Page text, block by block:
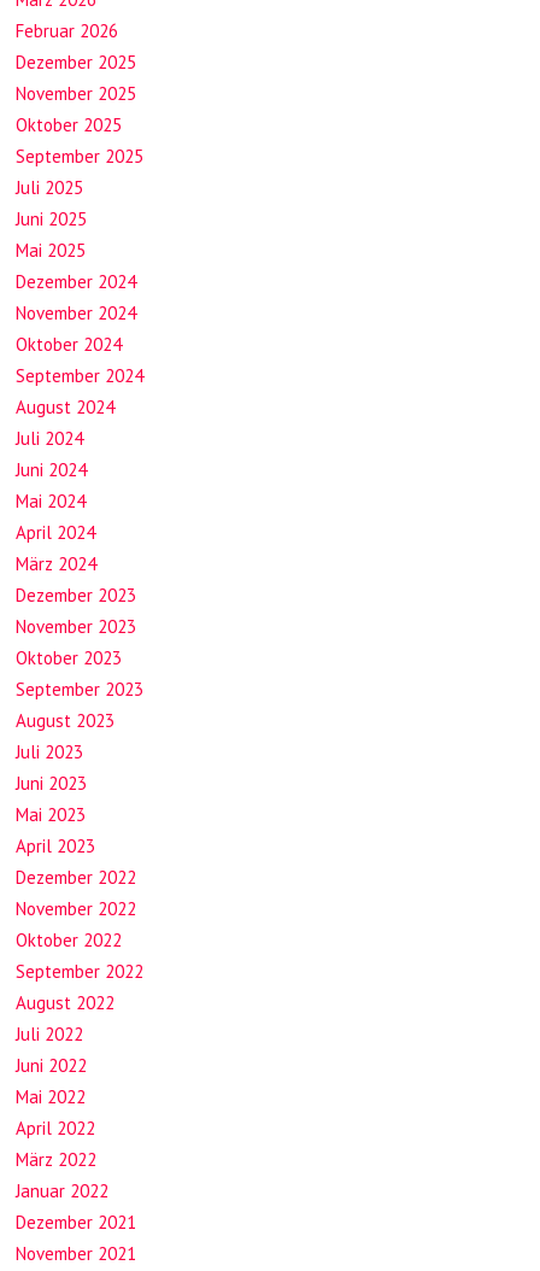
Februar 2026
Dezember 2025
November 2025
Oktober 2025
September 2025
Juli 2025
Juni 2025
Mai 2025
Dezember 2024
November 2024
Oktober 2024
September 2024
August 2024
Juli 2024
Juni 2024
Mai 2024
April 2024
März 2024
Dezember 2023
November 2023
Oktober 2023
September 2023
August 2023
Juli 2023
Juni 2023
Mai 2023
April 2023
Dezember 2022
November 2022
Oktober 2022
September 2022
August 2022
Juli 2022
Juni 2022
Mai 2022
April 2022
März 2022
Januar 2022
Dezember 2021
November 2021